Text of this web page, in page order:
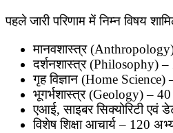
पहले जारी परिणाम में निम्न विषय
मानवशास्त्र
दर्शनशास्त्र (Philosophy) –
गृह विज्ञान (Home Science)
भूगर्भशास्त्र (Geology) – 40
एआई, साइबर सिक्योरिटी एवं
विशेष शिक्षा आचार्य – 120